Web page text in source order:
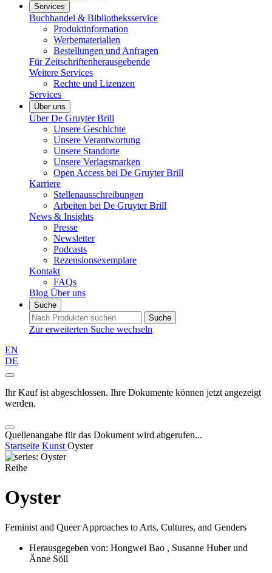
Services
Buchhandel & Bibliotheksservice
Produktinformation
Werbematerialien
Bestellungen und Anfragen
Für Zeitschriftenherausgebende
Weitere Services
Rechte und Lizenzen
Services
Über uns
Über De Gruyter Brill
Unsere Geschichte
Unsere Verantwortung
Unsere Standorte
Unsere Verlagsmarken
Open Access bei De Gruyter Brill
Karriere
Stellenausschreibungen
Arbeiten bei De Gruyter Brill
News & Insights
Presse
Newsletter
Podcasts
Rezensionsexemplare
Kontakt
FAQs
Blog Über uns
Suche
Suche
Zur erweiterten Suche wechseln
EN
DE
Ihr Kauf ist abgeschlossen. Ihre Dokumente können jetzt angezeigt
werden.
Quellenangabe für das Dokument wird abgerufen...
Startseite Kunst Oyster
Reihe
Oyster
Feminist and Queer Approaches to Arts, Cultures, and Genders
Herausgegeben von: Hongwei Bao , Susanne Huber und
Änne Söll